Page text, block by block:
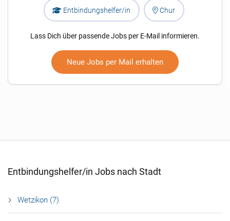
Entbindungshelfer/in Chur
Lass Dich über passende Jobs per E-Mail informieren.
Neue Jobs per Mail erhalten
Entbindungshelfer/in Jobs nach Stadt
Wetzikon (7)